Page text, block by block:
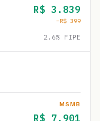
R$ 3.839
−R$ 399
2.6% FIPE
MSMB
R$ 7.901